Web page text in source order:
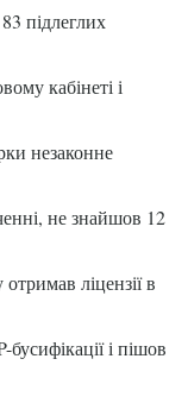
підлеглих
кабінеті і
незаконне
не знайшов 12
ліцензії в
і пішов